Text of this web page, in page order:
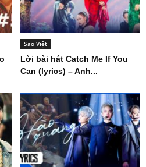
Sao Việt
Lời bài hát Catch Me If You
Can (lyrics) – Anh...